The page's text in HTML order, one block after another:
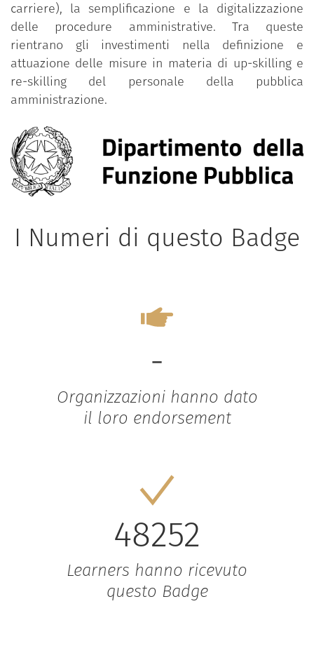
carriere), la semplificazione e la digitalizzazione
delle procedure amministrative. Tra queste
rientrano gli investimenti nella definizione e
attuazione delle misure in materia di up-skilling e
re-skilling del personale della pubblica
amministrazione.
I Numeri di questo Badge
-
Organizzazioni hanno dato
il loro endorsement
48252
Learners hanno ricevuto
questo Badge